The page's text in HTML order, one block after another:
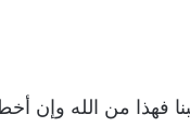
فهذا من الله وإن